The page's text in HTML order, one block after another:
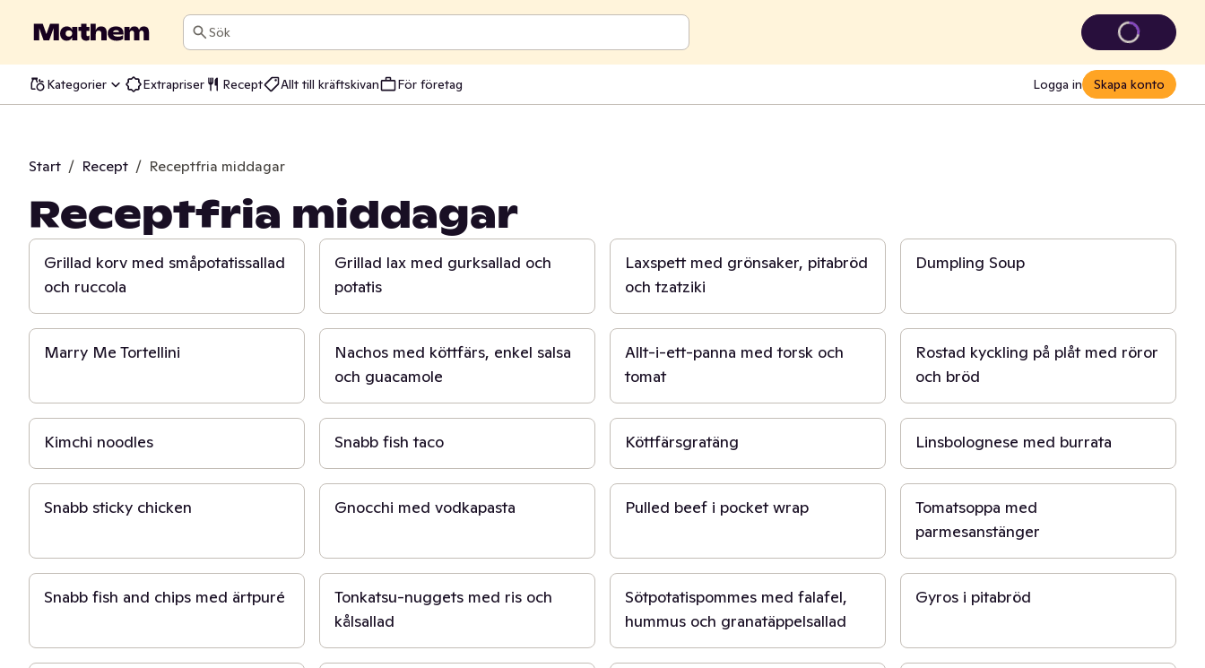
Sök
Kategorier Extrapriser Recept Allt till kräftskivan För företag Logga in Skapa konto
Start / Recept / Receptfria middagar
Receptfria middagar
25 min
Grillad korv med småpotatissallad
och ruccola
20 min
Grillad lax med gurksallad och
potatis
Laxspett med grönsaker, pitabröd
och tzatziki
Dumpling Soup
20 min
Marry Me Tortellini
25 min
Nachos med köttfärs, enkel salsa
och guacamole
20 min
Allt-i-ett-panna med torsk och
tomat
40 min
Rostad kyckling på plåt med röror
och bröd
15 min
Kimchi noodles
20 min
Snabb fish taco
45 min
Köttfärsgratäng
15 min
Linsbolognese med burrata
15 min
Snabb sticky chicken
10 min
Gnocchi med vodkapasta
40 min
Pulled beef i pocket wrap
15 min
Tomatsoppa med
parmesanstänger
20 min
Snabb fish and chips med ärtpuré
20 min
Tonkatsu-nuggets med ris och
kålsallad
20 min
Sötpotatispommes med falafel,
hummus och granatäppelsallad
20 min
Gyros i pitabröd
20 min 20 min 20 min 40 min